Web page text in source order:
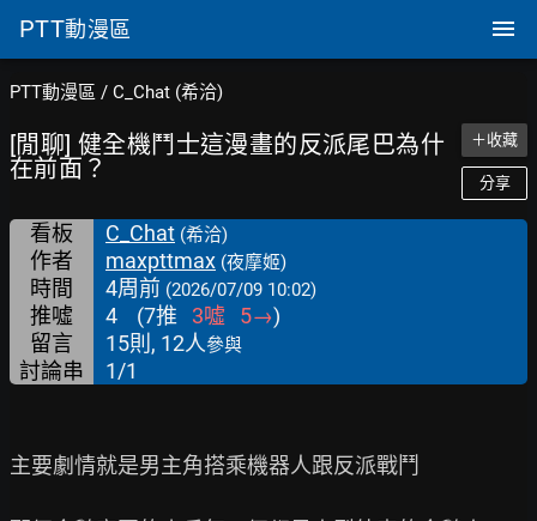
PTT動漫區
PTT動漫區 / C_Chat (希洽)
[閒聊] 健全機鬥士這漫畫的反派尾巴為什
在前面？
＋收藏
分享
看板 C_Chat (希洽)
作者 maxpttmax (夜摩姬)
時間 4周前 (2026/07/09 10:02)
推噓 4 (7推 3噓 5→)
留言
15則, 12人參與
討論串 1/1
主要劇情就是男主角搭乘機器人跟反派戰鬥